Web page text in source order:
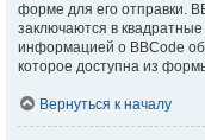
форме для его отправки.
заключаются в
информацией о BBCode
которое доступна из
Вернуться к началу